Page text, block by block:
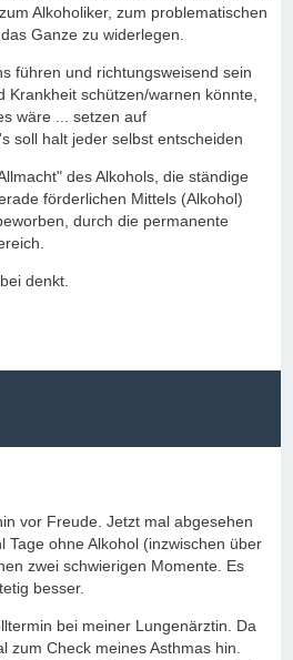
Alkoholiker, zum problematischen
Ganze zu widerlegen.
führen und richtungsweisend sein
Krankheit schützen/warnen könnte,
wäre ... setzen auf
soll halt jeder selbst entscheiden
des Alkohols, die ständige
förderlichen Mittels (Alkohol)
durch die permanente
denkt.
vor Freude. Jetzt mal abgesehen
Tage ohne Alkohol (inzwischen über
zwei schwierigen Momente. Es
besser.
bei meiner Lungenärztin. Da
zum Check meines Asthmas hin.